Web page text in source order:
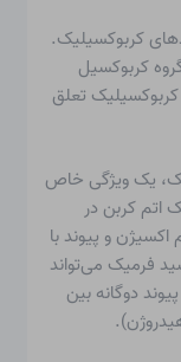
کربوکسیلیک.
کربوکسیل
کربوکسیلیک تعلق
یک ویژگی خاص
اتم کربن در
اکسیژن و پیوند با
فرمیک می‌تواند
دوگانه بین